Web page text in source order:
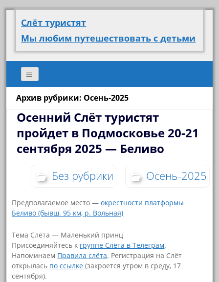
Слёт туристят
Мы любим путешествовать с детьми
Архив рубрики: Осень-2025
Осенний Слёт туристят
пройдет в Подмосковье 20-21
сентября 2025 — Беливо
Без рубрики Осень-2025
Предполагаемое место —окрестности платформы
Беливо (бывш. 95 км, р. Вольная)
Тема Слёта — Маленький принц
Присоединяйтесь к группе Слёта в Телеграм.
Напоминаем Правила слёта. Регистрация на Слёт
открылась по ссылке (закроется утром в среду, 17
сентября).